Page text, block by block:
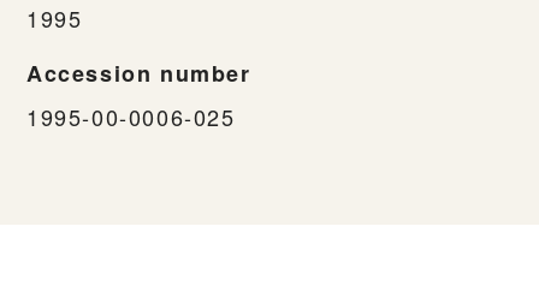
1995
Accession number
1995-00-0006-025